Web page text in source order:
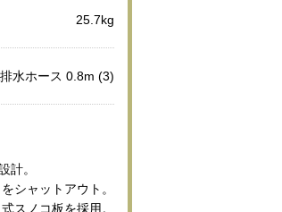
25.7kg
水ホース 0.8m (3)
計。
シャットアウト。
スノコ板を採用。